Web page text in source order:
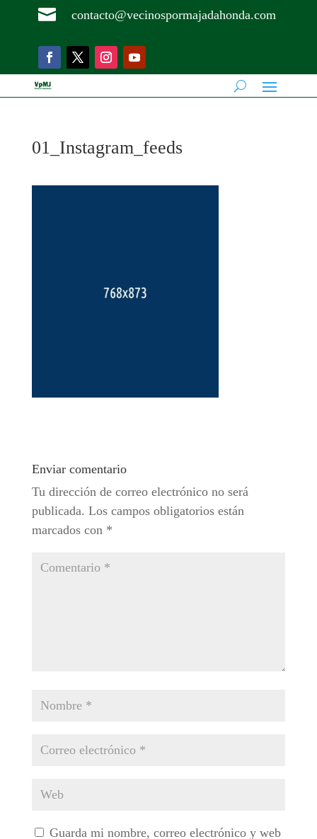
 contacto@vecinospormajadahonda.com
01_Instagram_feeds
Enviar comentario
Tu dirección de correo electrónico no será
publicada. Los campos obligatorios están
marcados con *
Guarda mi nombre, correo electrónico y web